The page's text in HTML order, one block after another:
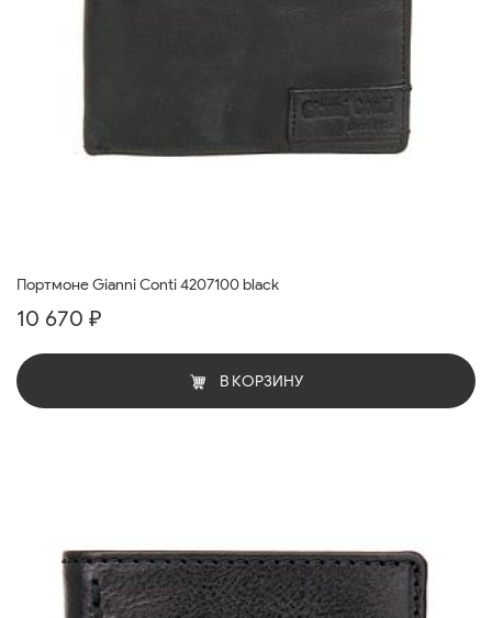
Портмоне Gianni Conti 4207100 black
10 670 ₽
В КОРЗИНУ